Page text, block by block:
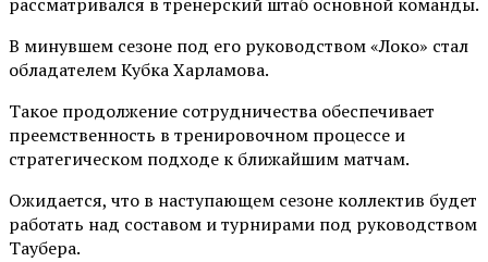
В минувшем сезоне под его руководством «Локо» стал
обладателем Кубка Харламова.
Такое продолжение сотрудничества обеспечивает
преемственность в тренировочном процессе и
стратегическом подходе к ближайшим матчам.
Ожидается, что в наступающем сезоне коллектив будет
работать над составом и турнирами под руководством
Таубера.